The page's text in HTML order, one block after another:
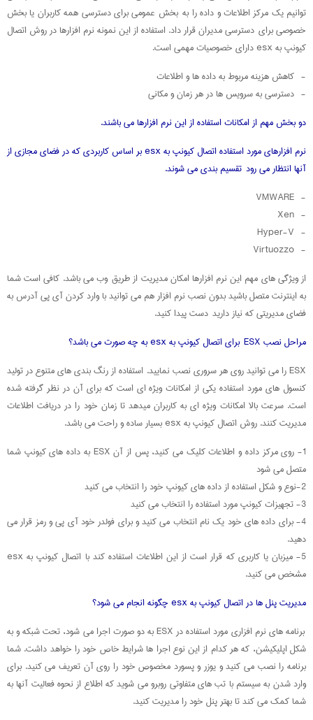
توانیم یک مرکز اطلاعات و داده را به بخش عمومی برای دسترسی همه کاربران یا بخش
خصوصی برای دسترسی مدیران قرار داد. استفاده از این نمونه نرم افزارها در روش اتصال
کیونپ به esx دارای خصوصیات مهمی است.
- کاهش هزینه مربوط به داده ها و اطلاعات
- دسترسی به سرویس ها در هر زمان و مکانی
دو بخش مهم از امکانات استفاده از این نرم افزارها می باشند.
نرم افزارهای مورد استفاده اتصال کیونپ به esx بر اساس کاربردی که در فضای مجازی از
آنها انتظار می رود تقسیم بندی می شوند.
- VMWARE
- Xen
- Hyper-V
- Virtuozzo
از ویژگی های مهم این نرم افزارها امکان مدیریت از طریق وب می باشد. کافی است شما
به اینترنت متصل باشید بدون نصب نرم افزار هم می توانید با وارد کردن آی پی آدرس به
فضای مدیریتی که نیاز دارید دست پیدا کنید.
مراحل نصب ESX برای اتصال کیونپ به esx به چه صورت می باشد؟
ESX را می توانید روی هر سروری نصب نمایید. استفاده از رنگ بندی های متنوع در تولید
کنسول های مورد استفاده یکی از امکانات ویژه ای است که برای آن در نظر گرفته شده
است. سرعت بالا امکانات ویژه ای به کاربران میدهد تا زمان خود را در دریافت اطلاعات
مدیریت کنند. روش اتصال کیونپ به esx بسیار ساده و راحت می باشد.
1- روی مرکز داده و اطلاعات کلیک می کنید، پس از آن ESX به داده های کیونپ شما
متصل می شود
2-نوع و شکل استفاده از داده های کیونپ خود را انتخاب می کنید
3- تجهیزات کیونپ مورد استفاده را انتخاب می کنید
4- برای داده های خود یک نام انتخاب می کنید و برای فولدر خود آی پی و رمز قرار می
دهید.
5- میزبان یا کاربری که قرار است از این اطلاعات استفاده کند با اتصال کیونپ به esx
مشخص می کنید.
مدیریت پنل ها در اتصال کیونپ به esx چگونه انجام می شود؟
برنامه های نرم افزاری مورد استفاده در ESX به دو صورت اجرا می شود، تحت شبکه و به
شکل اپلیکیشن، که هر کدام از این نوع اجرا ها شرایط خاص خود را خواهد داشت. شما
برنامه را نصب می کنید و یوزر و پسورد مخصوص خود را روی آن تعریف می کنید. برای
وارد شدن به سیستم با تب های متفاوتی روبرو می شوید که اطلاع از نحوه فعالیت آنها به
شما کمک می کند تا بهتر پنل خود را مدیریت کنید.